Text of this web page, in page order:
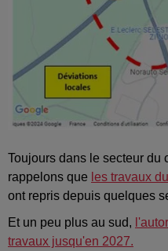
Toujours dans le secteur du
rappelons que les travaux
ont repris depuis quelques
Et un peu plus au sud,
travaux jusqu'en 2027.